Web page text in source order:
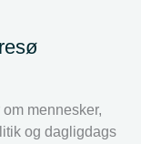
mennesker,
og dagligdags